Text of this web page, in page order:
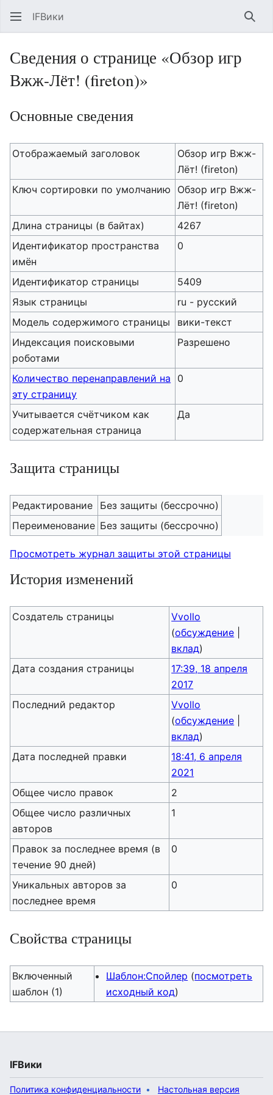
IFВики
Сведения о странице «Обзор игр
Вжж-Лёт! (fireton)»
Основные сведения
Отображаемый заголовок
Обзор игр Вжж-
Лёт! (fireton)
Ключ сортировки по умолчанию
Обзор игр Вжж-
Лёт! (fireton)
Длина страницы (в байтах)
4267
Идентификатор пространства
имён
0
Идентификатор страницы
5409
Язык страницы
ru - русский
Модель содержимого страницы
вики-текст
Индексация поисковыми
роботами
Разрешено
Количество перенаправлений на
эту страницу
0
Учитывается счётчиком как
содержательная страница
Да
Защита страницы
Редактирование
Без защиты (бессрочно)
Переименование Без защиты (бессрочно)
Просмотреть журнал защиты этой страницы
История изменений
Создатель страницы
Vvollo
(обсуждение
вклад)
Дата создания страницы
17:39, 18 апреля
2017
Последний редактор
Vvollo
(обсуждение
вклад)
Дата последней правки
18:41, 6 апреля
2021
Общее число правок
2
Общее число различных
авторов
1
Правок за последнее время (в
течение 90 дней)
0
Уникальных авторов за
последнее время
0
Свойства страницы
Включенный
шаблон (1)
Шаблон:Спойлер (посмотреть
исходный код)
IFВики
Политика конфиденциальности Настольная версия